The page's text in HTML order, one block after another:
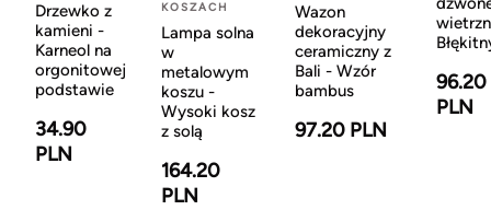
Drzewko z
kamieni -
Karneol na
orgonitowej
podstawie
34.90
PLN
KOSZACH
Lampa solna
w
metalowym
koszu -
Wysoki kosz
z solą
164.20
PLN
Wazon
dekoracyjny
ceramiczny z
Bali - Wzór
bambus
97.20 PLN
96.20
PLN